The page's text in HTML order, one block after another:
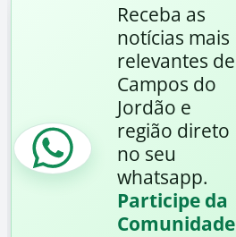
Receba as
notícias mais
relevantes de
Campos do
Jordão e
região direto
no seu
whatsapp.
Participe da
Comunidade